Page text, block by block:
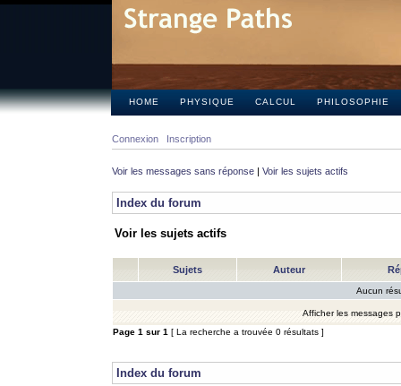
HOME PHYSIQUE CALCUL PHILOSOPHIE
Connexion Inscription
Voir les messages sans réponse | Voir les sujets actifs
Index du forum
Voir les sujets actifs
Sujets Auteur
Aucun
Afficher les messages
Page 1 sur 1 [ La recherche a trouvée 0 résultats ]
Index du forum